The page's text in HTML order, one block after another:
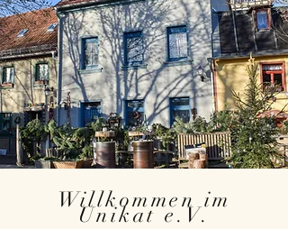
Willkommen im
Unikat e.V.